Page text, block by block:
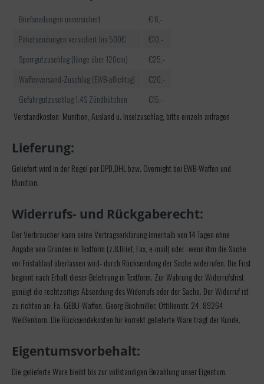
Briefsendungen unversichert
€ 6,-
Paketsendungen versichert bis 500€
€10,-
Sperrgutzuschlag (länge über 120cm)
€25,-
Waffenversand-Zuschlag (EWB-pflichtig)
€20,-
Gefahrgutzuschlag 1.4S Zündhütchen
€15,-
Verstandkosten: Munition, Ausland u. Inselzuschlag, bitte einzeln anfragen
Lieferung:
Geliefert wird in der Regel per DPD,DHL bzw. Overnight bei EWB-Waffen und
Munition.
Widerrufs- und Rückgaberecht:
Der Verbraucher kann seine Vertragserklärung innerhalb von 14 Tagen ohne
Angabe von Gründen in Textform (z.B.Brief, Fax, e-mail) oder -wenn ihm die Sache
vor Fristablauf überlassen wird- durch Rücksendung der Sache widerrufen. Die Frist
beginnt nach Erhalt dieser Belehrung in Textform. Zur Wahrung der Widerrufsfrist
genügt die rechtzeitige Absendung des Widerrufs oder der Sache. Der Widerruf ist
zu richten an: Fa. GEBU-Waffen, Georg Buchmiller, Ottilienstr. 24, 89264
Weißenhorn. Die Rücksendekosten für korrekt gelieferte Ware trägt der Kunde.
Eigentumsvorbehalt:
Die gelieferte Ware bleibt bis zur vollständigen Bezahlung unser Eigentum.